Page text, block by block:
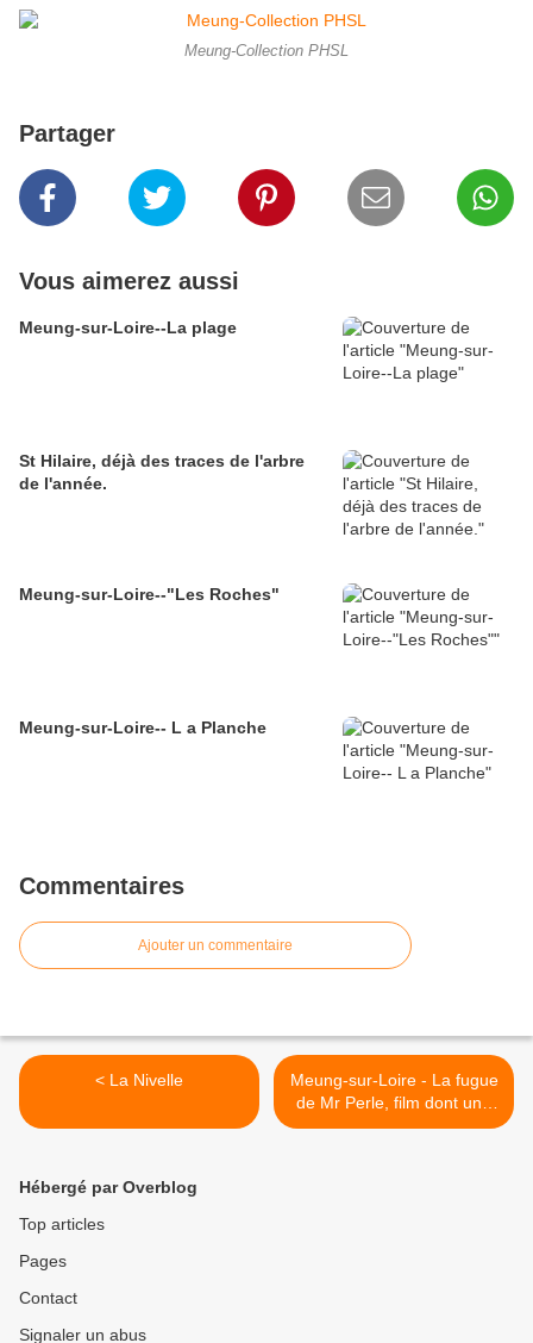
Meung-Collection PHSL
Partager
Vous aimerez aussi
Meung-sur-Loire--La plage
St Hilaire, déjà des traces de l'arbre
de l'année.
Meung-sur-Loire--"Les Roches"
Meung-sur-Loire-- L a Planche
Commentaires
Ajouter un commentaire
< La Nivelle
Meung-sur-Loire - La fugue
de Mr Perle, film dont une
partie a été tourné à
Hébergé par Overblog
Top articles
Pages
Contact
Signaler un abus